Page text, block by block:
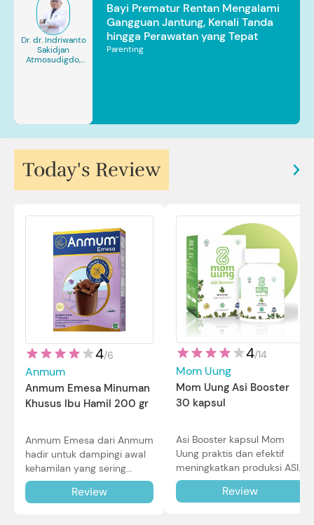
Dr. dr. Indriwanto
Sakidjan
Atmosudigdo,
Bayi Prematur Rentan Mengalami
Gangguan Jantung, Kenali Tanda
hingga Perawatan yang Tepat
Parenting
Today's Review
4/6
Anmum
Anmum Emesa Minuman
Khusus Ibu Hamil 200 gr
Anmum Emesa dari Anmum
hadir untuk dampingi awal
kehamilan yang sering
diiringi dengan mual dan
muntah. Simak reviewnya di
Review
4/14
Mom Uung
Mom Uung Asi Booster
30 kapsul
Asi Booster kapsul Mom
Uung praktis dan efektif
meningkatkan produksi ASI
Bunda untuk Si Kecil. Simak
review lengkapnya di sini.
Review